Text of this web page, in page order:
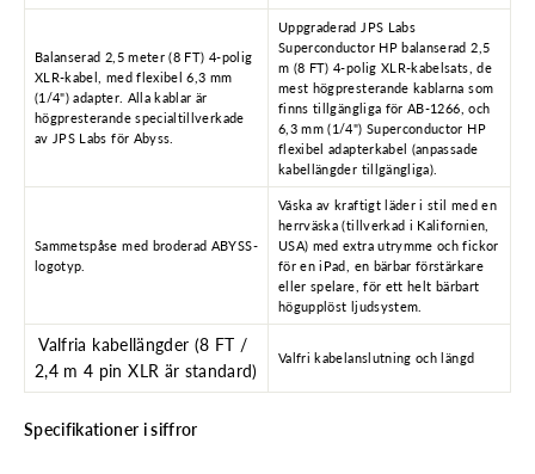
Balanserad 2,5 meter (8 FT) 4-polig
XLR-kabel, med flexibel 6,3 mm
(1/4") adapter. Alla kablar är
högpresterande specialtillverkade
av JPS Labs för Abyss.
Uppgraderad JPS Labs
Superconductor HP balanserad 2,5
m (8 FT) 4-polig XLR-kabelsats, de
mest högpresterande kablarna som
finns tillgängliga för AB-1266, och
6,3 mm (1/4") Superconductor HP
flexibel adapterkabel (anpassade
kabellängder tillgängliga).
Sammetspåse med broderad ABYSS-
logotyp.
Väska av kraftigt läder i stil med en
herrväska (tillverkad i Kalifornien,
USA) med extra utrymme och fickor
för en iPad, en bärbar förstärkare
eller spelare, för ett helt bärbart
högupplöst ljudsystem.
Valfria kabellängder (8 FT /
2,4 m 4 pin XLR är standard)
Valfri kabelanslutning och längd
Specifikationer i siffror